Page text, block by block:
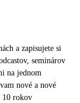
a zapisujete si
seminárov
na jednom
nové a nové
10 rokov